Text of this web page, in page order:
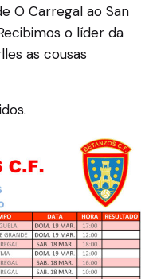
O Carregal ao San
o líder da
as cousas